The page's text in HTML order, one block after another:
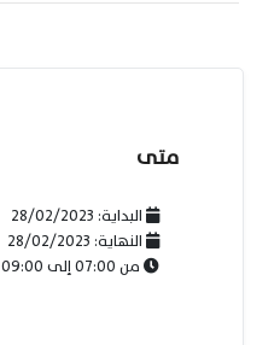
متى
البداية: 28/02/2023
النهاية: 28/02/2023
من07:00إلى09:00